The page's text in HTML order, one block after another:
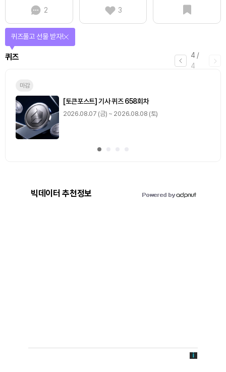
2
3
4 /
4
퀴즈
퀴즈풀고 선물 받자!
마감
[토큰포스트] 기사 퀴즈 658회차
2026.08.07 (금) ~ 2026.08.08 (토)
빅데이터 추천정보